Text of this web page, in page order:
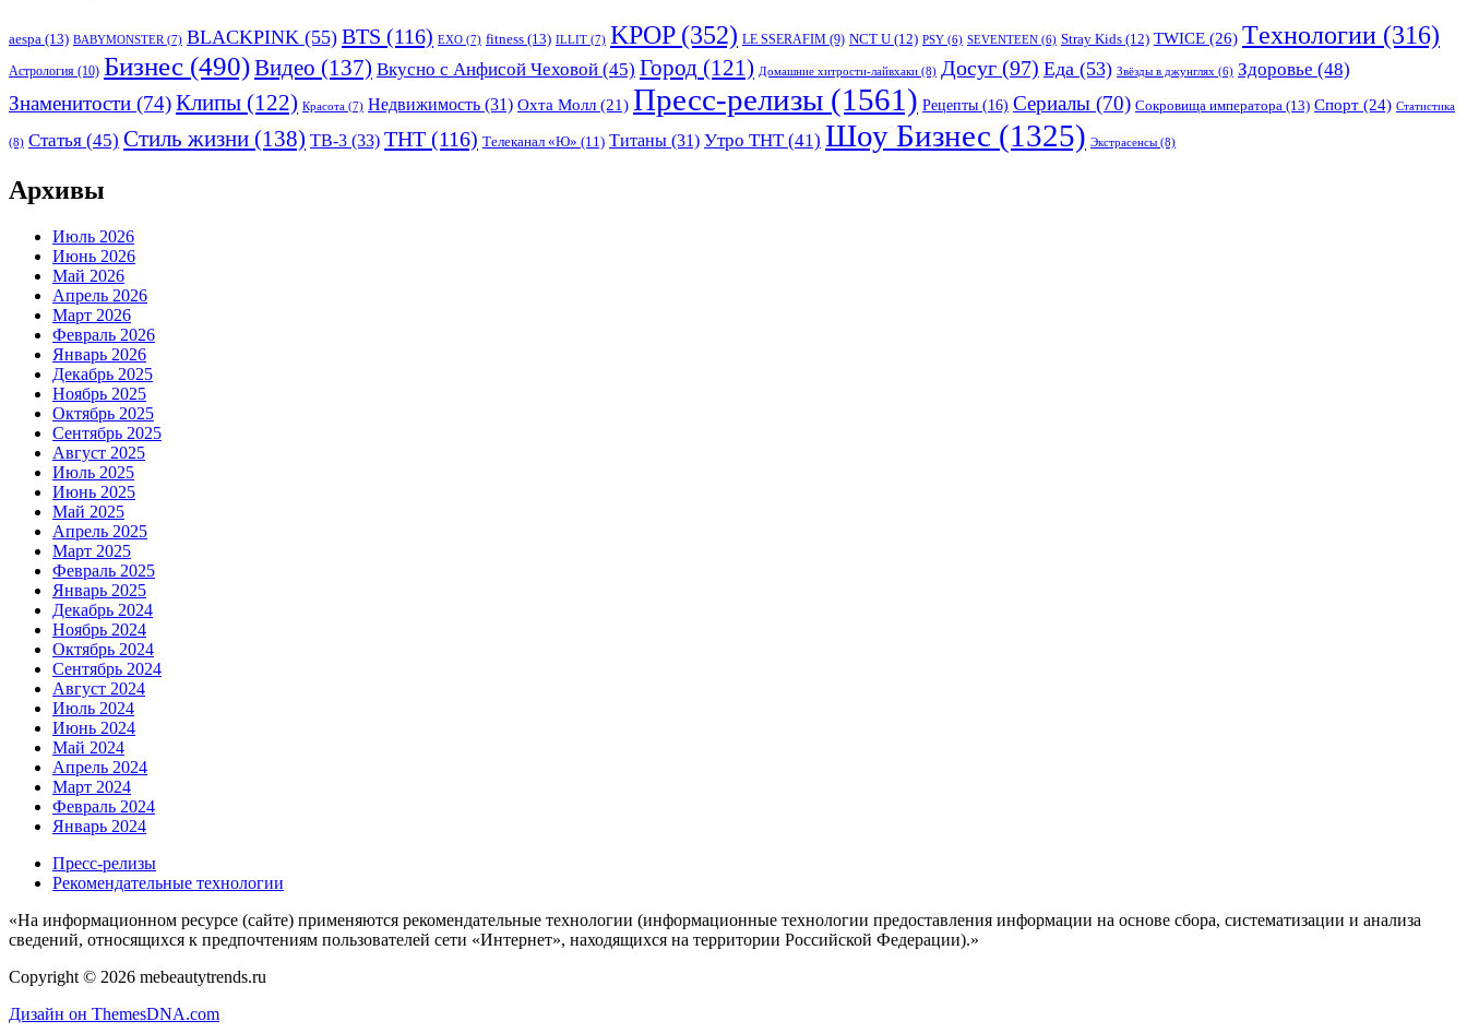
aespa (13) BABYMONSTER (7) BLACKPINK (55) BTS (116) EXO (7) fitness (13) ILLIT (7) KPOP(352) LE SSERAFIM (9) NCT U (12) PSY (6) SEVENTEEN (6) Stray Kids (12) TWICE (26) Tехнологии (316)
Астрология (10) Бизнес (490)Видео (137) Вкусно с Анфисой Чеховой (45) Город (121) Домашние хитрости-лайвхаки (8) Досуг (97) Еда (53) Звёзды в джунглях (6) Здоровье (48)
Знаменитости (74)Клипы (122) Красота (7) Недвижимость (31) Охта Молл (21) Пресс-релизы (1561) Рецепты (16) Сериалы (70) Сокровища императора (13) Спорт (24) Статистика
(8) Статья (45) Стиль жизни (138) ТВ-3 (33) ТНТ (116) Телеканал «Ю» (11) Титаны (31) Утро ТНТ(41) Шоу Бизнес (1325) Экстрасенсы (8)
Архивы
Июль 2026
Июнь 2026
Май 2026
Апрель 2026
Март 2026
Февраль 2026
Январь 2026
Декабрь 2025
Ноябрь 2025
Октябрь 2025
Сентябрь 2025
Август 2025
Июль 2025
Июнь 2025
Май 2025
Апрель 2025
Март 2025
Февраль 2025
Январь 2025
Декабрь 2024
Ноябрь 2024
Октябрь 2024
Сентябрь 2024
Август 2024
Июль 2024
Июнь 2024
Май 2024
Апрель 2024
Март 2024
Февраль 2024
Январь 2024
Пресс-релизы
Рекомендательные технологии
«На информационном ресурсе (сайте) применяются рекомендательные технологии (информационные технологии предоставления информации на основе сбора, систематизации и анализа
сведений, относящихся к предпочтениям пользователей сети «Интернет», находящихся на территории Российской Федерации).»
Copyright © 2026 mebeautytrends.ru
Дизайн он ThemesDNA.com